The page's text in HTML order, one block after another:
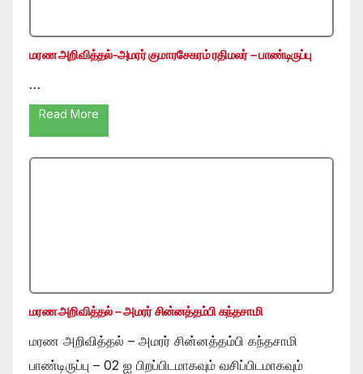
மரண அறிவித்தல்-அமரர் குமாரசேகரம் ரதிமலர் – பாண்டிருப்பு
…
Read More
மரண அறிவித்தல் – அமரர் சின்னத்தம்பி கந்தசாமி
மரண அறிவித்தல் – அமரர் சின்னத்தம்பி கந்தசாமி
பாண்டிருப்பு – 02 ஐ பிறப்பிடமாகவும் வசிப்பிடமாகவும்